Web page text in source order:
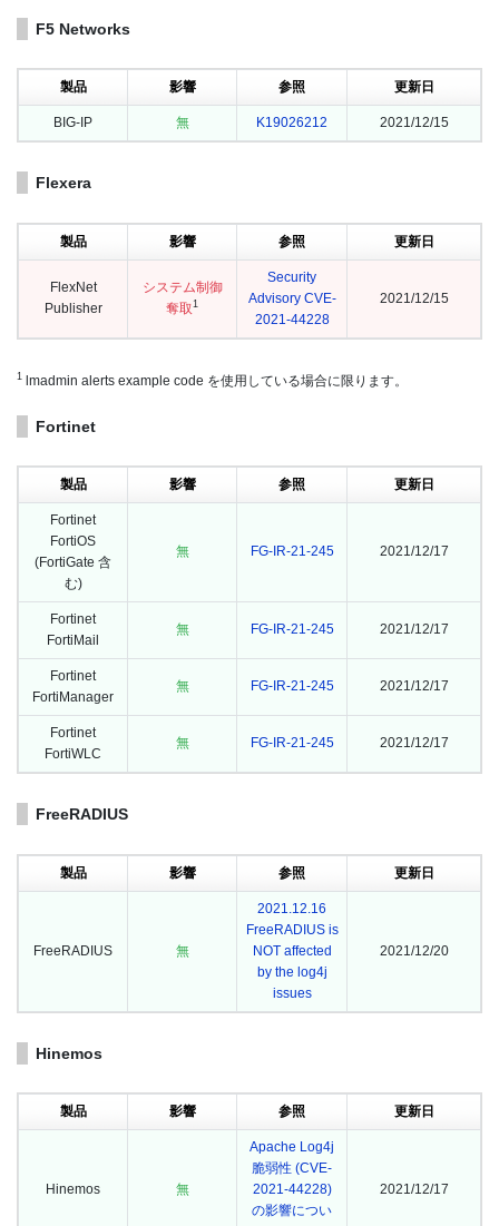
F5 Networks
製品 影響 参照 更新日
BIG-IP 無 K19026212 2021/12/15
Flexera
製品 影響 参照 更新日
FlexNet
Publisher
システム制御
奪取1
Security
Advisory CVE-
2021-44228
2021/12/15
1 lmadmin alerts example code を使用している場合に限ります。
Fortinet
製品 影響 参照 更新日
Fortinet
FortiOS
(FortiGate 含
む)
無 FG-IR-21-245 2021/12/17
Fortinet
FortiMail
無 FG-IR-21-245 2021/12/17
Fortinet
FortiManager
無 FG-IR-21-245 2021/12/17
Fortinet
FortiWLC
無 FG-IR-21-245 2021/12/17
FreeRADIUS
製品 影響 参照 更新日
FreeRADIUS 無
2021.12.16
FreeRADIUS is
NOT affected
by the log4j
issues
2021/12/20
Hinemos
製品 影響 参照 更新日
Hinemos 無
Apache Log4j
脆弱性 (CVE-
2021-44228)
の影響につい
2021/12/17